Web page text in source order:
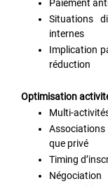
Paiement
Situations
internes
Implication
réduction
Optimisation
Multi-
que privé
Timing